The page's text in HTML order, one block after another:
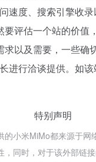
速度、搜索引擎收
要评估一个站的价值
求以及需要，一些确
进行洽谈提供。如
特别声明
的小米MiMo都来源于网
，同时，对于该外部链